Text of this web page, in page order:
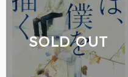
SOLD OUT